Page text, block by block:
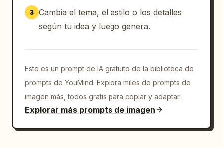
3 Cambia el tema, el estilo o los detalles
según tu idea y luego genera.
Este es un prompt de IA gratuito de la biblioteca de
prompts de YouMind. Explora miles de prompts de
imagen más, todos gratis para copiar y adaptar.
Explorar más prompts de imagen